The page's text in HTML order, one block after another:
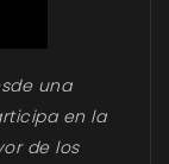
una
en la
de los